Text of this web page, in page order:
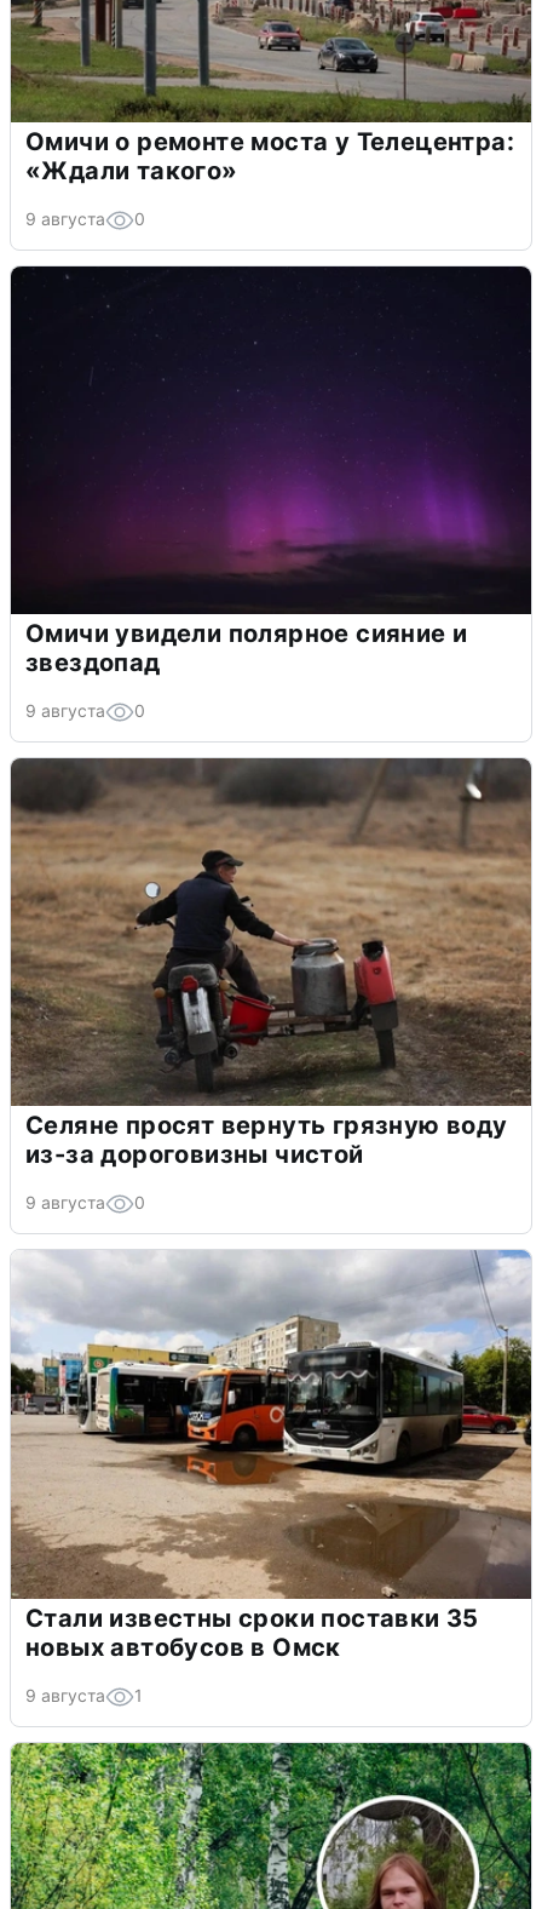
Омичи о ремонте моста у Телецентра:
«Ждали такого»
9 августа 0
Омичи увидели полярное сияние и
звездопад
9 августа 0
Селяне просят вернуть грязную воду
из-за дороговизны чистой
9 августа 0
Стали известны сроки поставки 35
новых автобусов в Омск
9 августа 1